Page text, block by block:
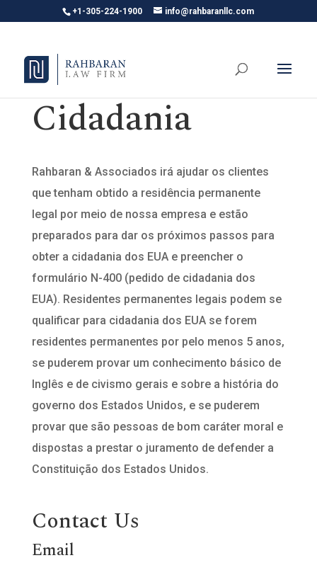
+1-305-224-1900 info@rahbaranllc.com
Cidadania
Rahbaran & Associados irá ajudar os clientes
que tenham obtido a residência permanente
legal por meio de nossa empresa e estão
preparados para dar os próximos passos para
obter a cidadania dos EUA e preencher o
formulário N-400 (pedido de cidadania dos
EUA). Residentes permanentes legais podem se
qualificar para cidadania dos EUA se forem
residentes permanentes por pelo menos 5 anos,
se puderem provar um conhecimento básico de
Inglês e de civismo gerais e sobre a história do
governo dos Estados Unidos, e se puderem
provar que são pessoas de bom caráter moral e
dispostas a prestar o juramento de defender a
Constituição dos Estados Unidos.
Contact Us
Email